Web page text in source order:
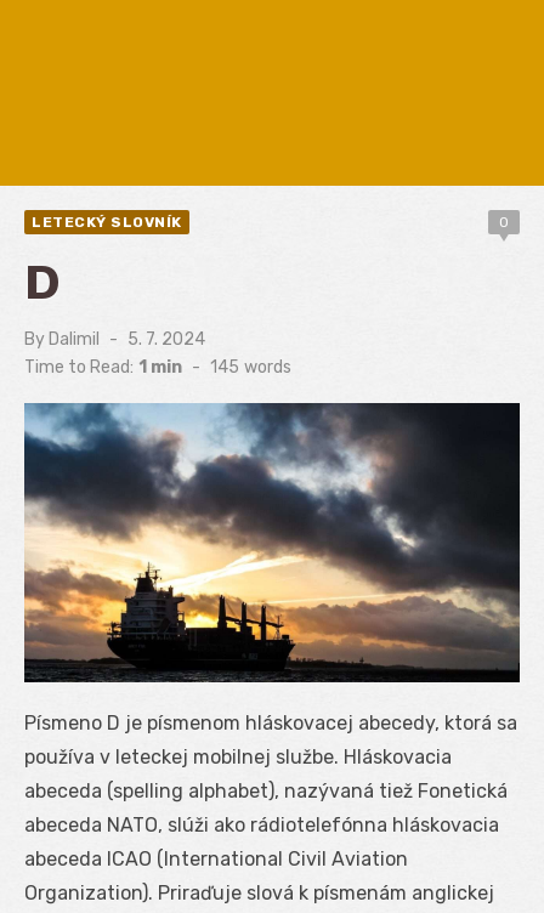
LETECKÝ SLOVNÍK 0
D
By Dalimil
Posted
on
5. 7. 2024
Time to Read: 1 min - 145 words
Písmeno D je písmenom hláskovacej abecedy, ktorá sa
používa v leteckej mobilnej službe. Hláskovacia
abeceda (spelling alphabet), nazývaná tiež Fonetická
abeceda NATO, slúži ako rádiotelefónna hláskovacia
abeceda ICAO (International Civil Aviation
Organization). Priraďuje slová k písmenám anglickej